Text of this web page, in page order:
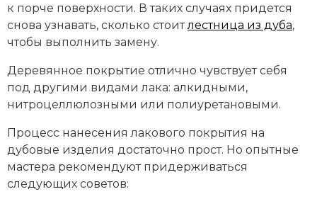
к порче поверхности. В таких случаях придется
снова узнавать, сколько стоитлестница из дуба,
чтобы выполнить замену.
Деревянное покрытие отлично чувствует себя
под другими видами лака: алкидными,
нитроцеллюлозными или полиуретановыми.
Процесс нанесения лакового покрытия на
дубовые изделия достаточно прост. Но опытные
мастера рекомендуют придерживаться
следующих советов: